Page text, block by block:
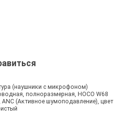
(наушники с микрофоном)
полноразмерная, HOCO W68
ANC (Активное шумоподавление), цвет